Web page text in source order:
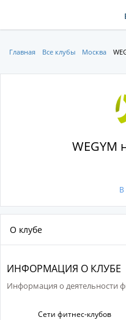
Главная Все клубы Москва
WEGYM
В
О клубе
ИНФОРМАЦИЯ О КЛУБЕ
Информация о деятельности
Сети фитнес-клубов